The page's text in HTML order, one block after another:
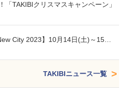
TAKIBIクリスマスキャンペーン」
City 2023】10月14日(土)～15…
TAKIBIニュース一覧